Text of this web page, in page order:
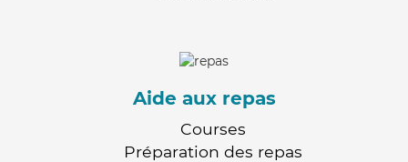
Aide aux repas
Courses
Préparation des repas